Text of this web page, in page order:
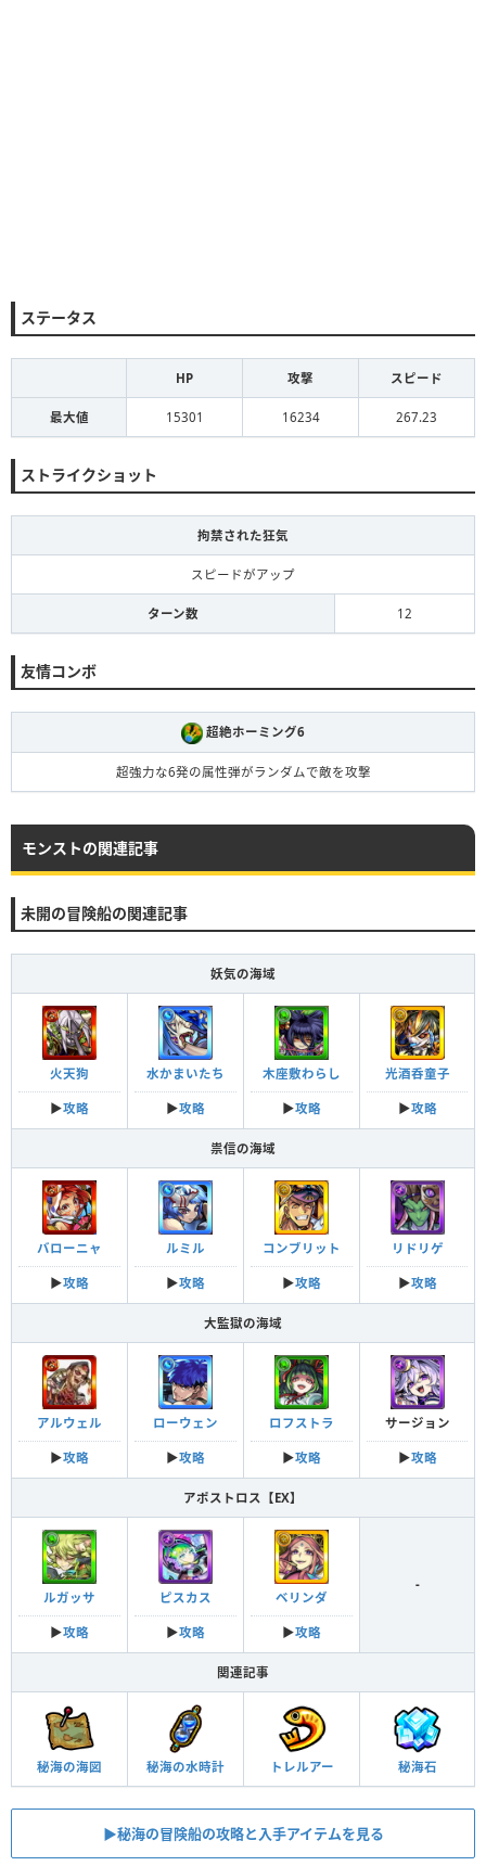
ステータス
HP 攻撃 スピード
最大値 15301 16234 267.23
ストライクショット
拘禁された狂気
スピードがアップ
ターン数 12
友情コンボ
超絶ホーミング6
超強力な6発の属性弾がランダムで敵を攻撃
モンストの関連記事
未開の冒険船の関連記事
妖気の海域
火天狗
▶︎攻略
水かまいたち
▶︎攻略
木座敷わらし
▶︎攻略
光酒呑童子
▶︎攻略
祟信の海域
バローニャ
▶︎攻略
ルミル
▶︎攻略
コンブリット
▶︎攻略
リドリゲ
▶︎攻略
大監獄の海域
アルウェル
▶︎攻略
ローウェン
▶︎攻略
ロフストラ
▶︎攻略
サージョン
▶︎攻略
アポストロス【EX】
ルガッサ
▶︎攻略
ピスカス
▶︎攻略
ベリンダ
▶︎攻略
-
関連記事
秘海の海図 秘海の水時計 トレルアー 秘海石
▶︎秘海の冒険船の攻略と入手アイテムを見る